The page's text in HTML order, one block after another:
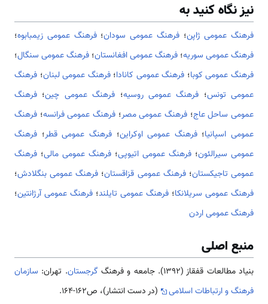
نیز نگاه کنید به
فرهنگ عمومی ژاپن؛فرهنگ عمومی سودان؛فرهنگ عمومی زیمبابوه؛
فرهنگ عمومی سوریه؛ فرهنگ عمومی افغانستان؛ فرهنگ عمومی سنگال؛
فرهنگ عمومی کوبا؛ فرهنگ عمومی کانادا؛فرهنگ عمومی لبنان؛ فرهنگ
عمومی تونس؛ فرهنگ عمومی روسیه؛ فرهنگ عمومی چین؛ فرهنگ
عمومی ساحل عاج؛ فرهنگ عمومی مصر؛ فرهنگ عمومی فرانسه؛ فرهنگ
عمومی اسپانیا؛فرهنگ عمومی اوکراین؛فرهنگ عمومی قطر؛ فرهنگ
عمومی سیرالئون؛ فرهنگ عمومی اتیوپی؛ فرهنگ عمومی مالی؛ فرهنگ
عمومی تاجیکستان؛فرهنگ عمومی قزاقستان؛ فرهنگ عمومی بنگلادش؛
فرهنگ عمومی سریلانکا؛ فرهنگ عمومی تایلند؛ فرهنگ عمومی آرژانتین؛
فرهنگ عمومی اردن
منبع اصلی
بنیاد مطالعات قفقاز (۱۳۹۲). جامعه و فرهنگ گرجستان. تهران: سازمان
فرهنگ و ارتباطات اسلامی
(در دست انتشار)، ص162-164.